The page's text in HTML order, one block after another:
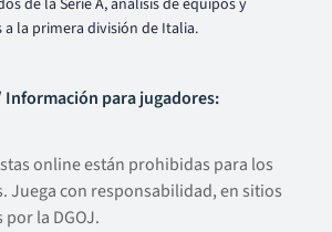
de la Serie A, análisis de equipos y
a la primera división de Italia.
para jugadores:
online están prohibidas para los
Juega con responsabilidad, en sitios
la DGOJ.